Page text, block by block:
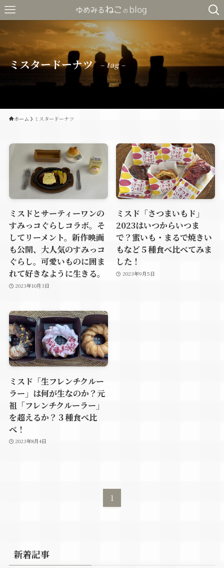
ミスタードーナツ – tag –
ホーム ミスタードーナツ
ミスドとサーティーワンの
すみっコぐらしコラボ。そ
してリーメント。新作映画
も公開、大人気のすみっコ
ぐらし。可愛いものに囲ま
れて好きなように生きる。
2023年10月3日
ミスド「さつまいもド」
2023はいつからいつま
で？蜜いも・まるで焼きい
もなど５種食べ比べてみま
した！
2023年9月5日
ミスド「生フレンチクルー
ラー」は何が生なのか？元
祖「フレンチクルーラー」
を超えるか？３種食べ比
べ！
2023年8月4日
1
新着記事